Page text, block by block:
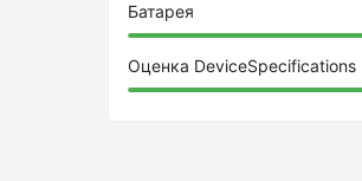
Батарея
Оценка DeviceSpecifications